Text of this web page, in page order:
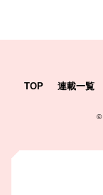
TOP 連載一覧
©